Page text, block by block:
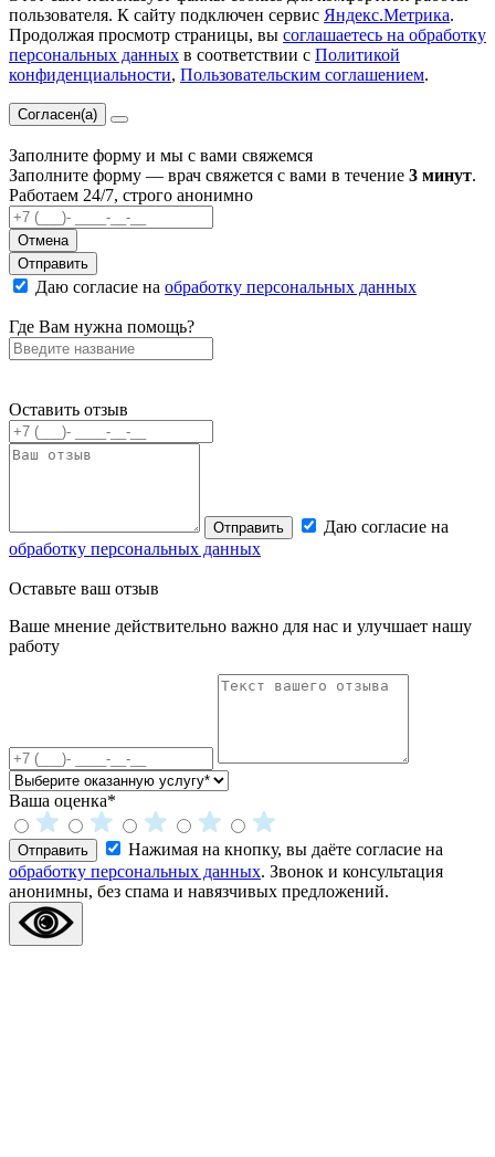
пользователя. К сайту подключен сервис Яндекс.Метрика.
Продолжая просмотр страницы, вы соглашаетесь на обработку
персональных данных в соответствии с Политикой
конфиденциальности, Пользовательским соглашением.
Согласен(а)
Заполните форму и мы с вами свяжемся
Заполните форму — врач свяжется с вами в течение 3 минут.
Работаем 24/7, строго анонимно
Отмена
Отправить
Даю согласие на обработку персональных данных
Где Вам нужна помощь?
Оставить отзыв
Отправить
Даю согласие на
обработку персональных данных
Оставьте ваш отзыв
Ваше мнение действительно важно для нас и улучшает нашу
работу
Ваша оценка*
Отправить
Нажимая на кнопку, вы даёте согласие на
обработку персональных данных. Звонок и консультация
анонимны, без спама и навязчивых предложений.